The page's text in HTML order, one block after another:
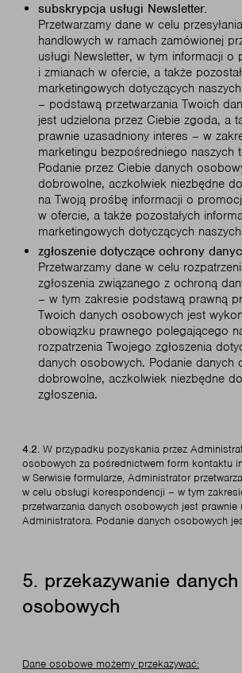
subskrypcja usługi Newsletter.
Przetwarzamy dane w celu
handlowych w ramach zamówionej
usługi Newsletter, w tym informacji o
i zmianach w ofercie, a także
marketingowych dotyczących
– podstawą przetwarzania Twoich
jest udzielona przez Ciebie zgoda, a
prawnie uzasadniony interes – w
marketingu bezpośredniego naszych
Podanie przez Ciebie danych
dobrowolne, aczkolwiek niezbędne
na Twoją prośbę informacji o
w ofercie, a także pozostałych
marketingowych dotyczących
zgłoszenie dotyczące ochrony
Przetwarzamy dane w celu
zgłoszenia związanego z ochroną
– w tym zakresie podstawą prawną
Twoich danych osobowych jest
obowiązku prawnego polegającego
rozpatrzenia Twojego zgłoszenia
danych osobowych. Podanie danych
dobrowolne, aczkolwiek niezbędne
zgłoszenia.
4.2. W przypadku pozyskania przez
osobowych za pośrednictwem form kontaktu
w Serwisie formularze, Administrator
w celu obsługi korespondencji – w tym
przetwarzania danych osobowych jest prawnie
Administratora. Podanie danych osobowych
5. przekazywanie danych
osobowych
Dane osobowe możemy przekazywać: